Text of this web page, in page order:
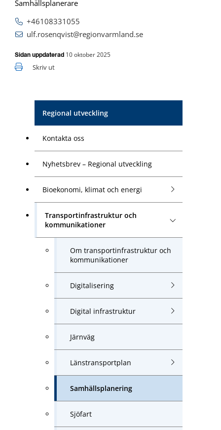
Regional utveckling
Kontakta oss
Nyhetsbrev – Regional utveckling
Bioekonomi, klimat och energi
Transportinfrastruktur och
kommunikationer
Om transportinfrastruktur och
kommunikationer
Digitalisering
Digital infrastruktur
Järnväg
Länstransportplan
Samhällsplanering
Sjöfart
Samhällsplanerare
+46108331055
ulf.rosenqvist@regionvarmland.se
Sidan uppdaterad 10 oktober 2025
Skriv ut